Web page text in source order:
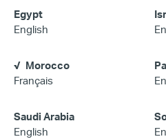
Egypt
English
Morocco
Français
Saudi Arabia
English